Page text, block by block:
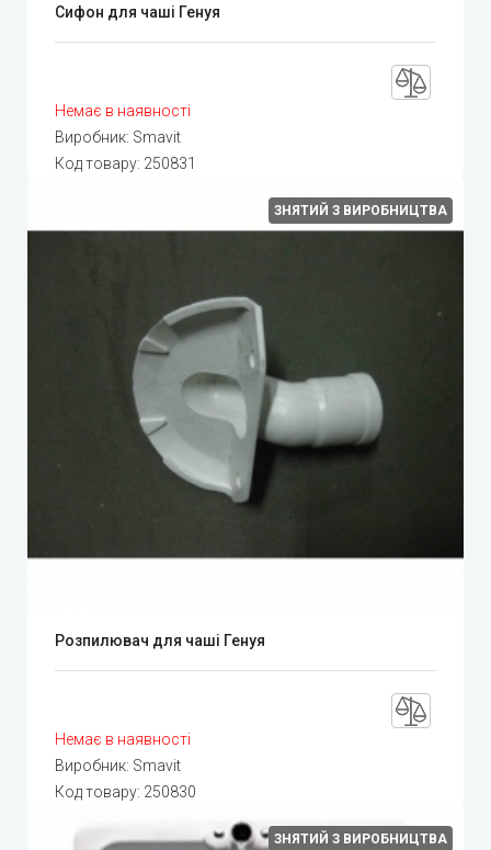
Сифон для чаші Генуя
Немає в наявності
Виробник: Smavit
Код товару: 250831
ЗНЯТИЙ З ВИРОБНИЦТВА
Розпилювач для чаші Генуя
Немає в наявності
Виробник: Smavit
Код товару: 250830
ЗНЯТИЙ З ВИРОБНИЦТВА